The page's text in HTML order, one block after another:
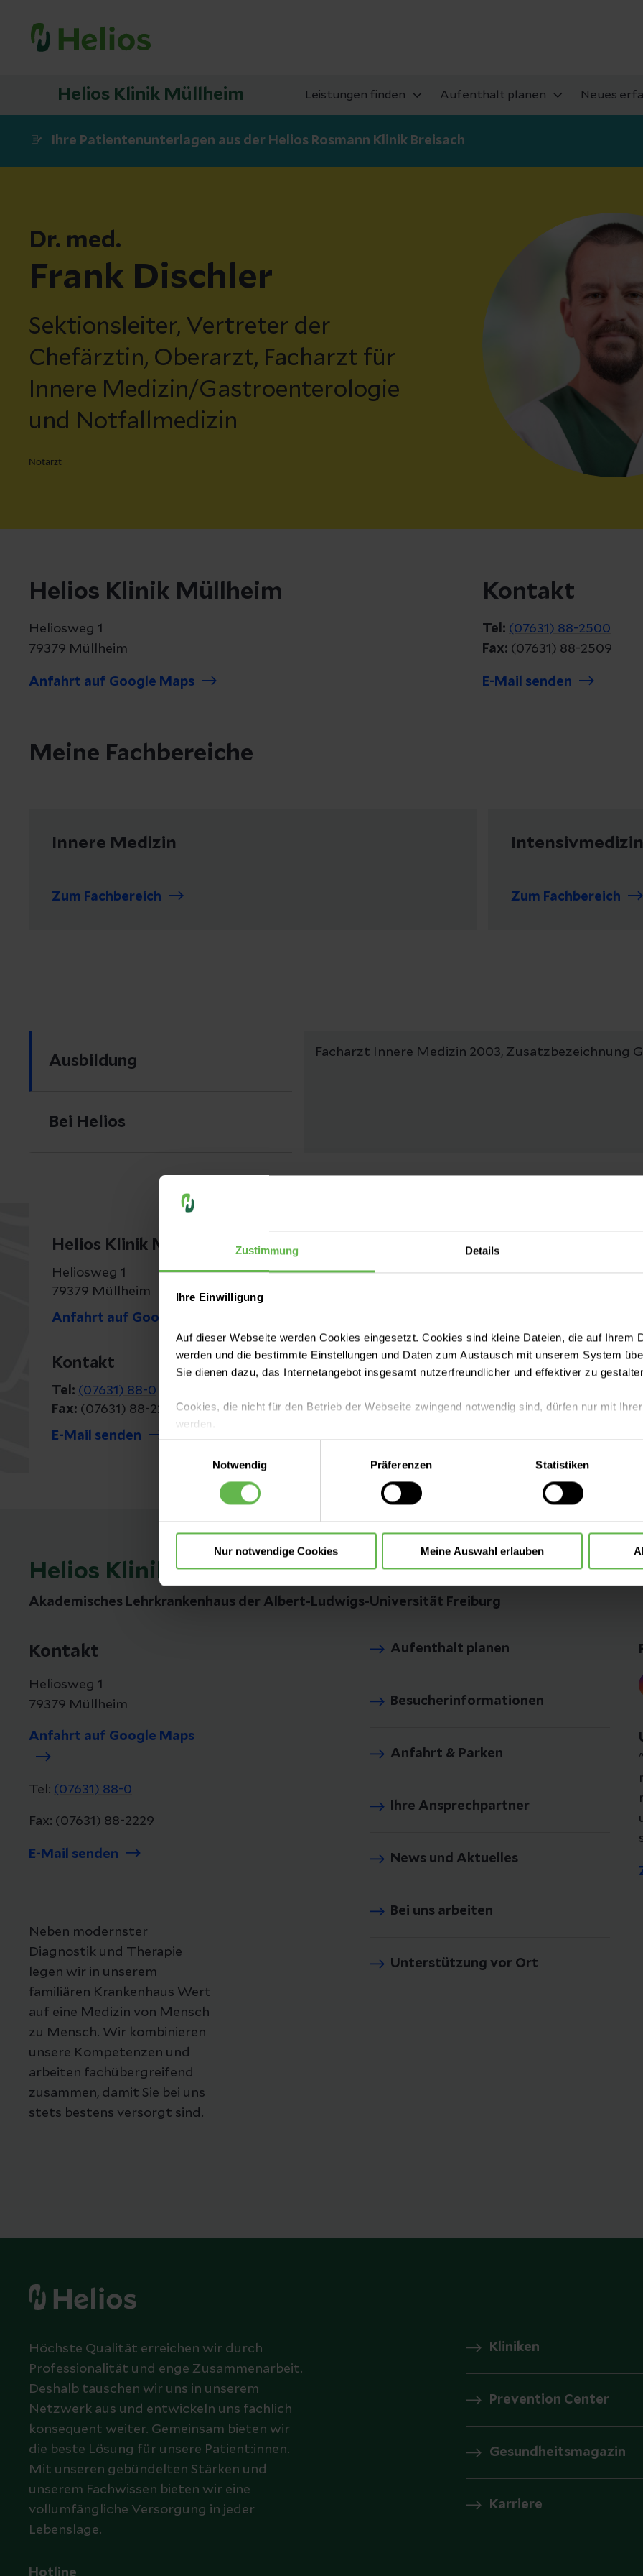
Zustimmung Details
Ihre Einwilligung
Auf dieser Webseite werden Cookies eingesetzt. Cookies sind kleine Dateien, die auf Ihrem
werden und die bestimmte Einstellungen und Daten zum Austausch mit unserem System
Sie dienen dazu, das Internetangebot insgesamt nutzerfreundlicher und effektiver zu
Cookies, die nicht für den Betrieb der Webseite zwingend notwendig sind, dürfen nur mit
werden.
Es steht Ihnen frei, unsere Seite mit nur den notwendigen Cookies zu benutzen, eine
nicht notwendigen Cookies zu treffen oder durch Auswahl von „Alle Cookies akzeptieren“ in
einzuwilligen. Ihre Auswahlentscheidung können Sie jederzeit ändern oder widerrufen.
Notwendig
Präferenzen Statistiken
Nur notwendige Cookies Meine Auswahl erlauben
Helios Klinik Müllheim Leistungen finden Aufenthalt planen Neues
Ihre Patientenunterlagen aus der Helios Rosmann Klinik Breisach
Dr. med.
Frank Dischler
Sektionsleiter, Vertreter der
Chefärztin, Oberarzt, Facharzt für
Innere Medizin/Gastroenterologie
und Notfallmedizin
Notarzt
Helios Klinik Müllheim
Heliosweg 1
79379 Müllheim
Anfahrt auf Google Maps
Kontakt
Tel: (07631) 88-2500
Fax: (07631) 88-2509
E-Mail senden
Meine Fachbereiche
Innere Medizin
Zum Fachbereich
Intensivmedizin
Zum Fachbereich
Ausbildung
Bei Helios
Facharzt Innere Medizin 2003, Zusatzbezeichnung
Helios Klinik Müllheim
Heliosweg 1
79379 Müllheim
Anfahrt auf Google Maps
Kontakt
Tel: (07631) 88-0
Fax: (07631) 88-22 29
E-Mail senden
Helios Klinik Müllheim
Akademisches Lehrkrankenhaus der Albert-Ludwigs-Universität Freiburg
Kontakt
Heliosweg 1
79379 Müllheim
Anfahrt auf Google Maps
Tel: (07631) 88-0
Fax: (07631) 88-2229
E-Mail senden
Neben modernster
Diagnostik und Therapie
legen wir in unserem
familiären Krankenhaus Wert
auf eine Medizin von Mensch
zu Mensch. Wir kombinieren
unsere Kompetenzen und
arbeiten fachübergreifend
zusammen, damit Sie bei uns
stets bestens versorgt sind.
Aufenthalt planen
Besucherinformationen
Anfahrt & Parken
Ihre Ansprechpartner
News und Aktuelles
Bei uns arbeiten
Unterstützung vor Ort
Höchste Qualität erreichen wir durch
Professionalität und enge Zusammenarbeit.
Deshalb tauschen wir uns in unserem
Netzwerk aus und entwickeln uns fachlich
konsequent weiter. Gemeinsam bieten wir
die beste Lösung für unsere Patient:innen.
Mit unseren gebündelten Stärken und
unserem Fachwissen bieten wir eine
vollumfängliche Versorgung in jeder
Lebenslage.
Hotline
Kliniken
Prevention Center
Gesundheitsmagazin
Karriere